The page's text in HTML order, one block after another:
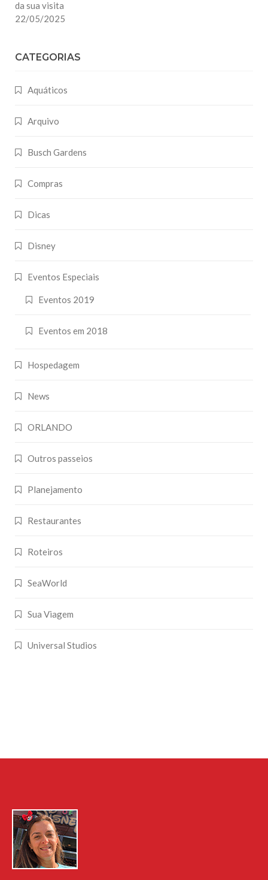
da sua visita
22/05/2025
CATEGORIAS
Aquáticos
Arquivo
Busch Gardens
Compras
Dicas
Disney
Eventos Especiais
Eventos 2019
Eventos em 2018
Hospedagem
News
ORLANDO
Outros passeios
Planejamento
Restaurantes
Roteiros
SeaWorld
Sua Viagem
Universal Studios